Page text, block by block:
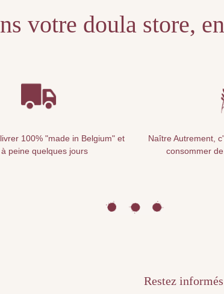
votre doula store,
100% "made in Belgium" et
peine quelques jours
Naître Autrement,
consommer
Restez